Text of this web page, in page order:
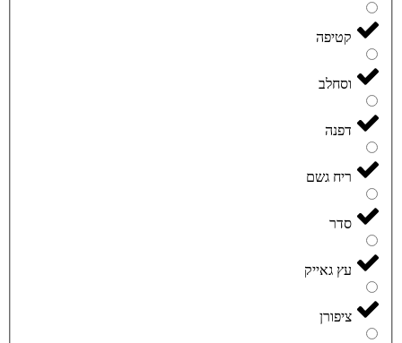
קטיפה
וסחלב
דפנה
ריח גשם
סדר
עץ גאייק
ציפורן